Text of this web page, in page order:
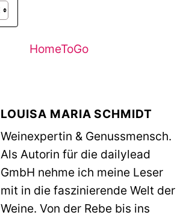
LOUISA MARIA SCHMIDT
Weinexpertin & Genussmensch.
Als Autorin für die dailylead
GmbH nehme ich meine Leser
mit in die faszinierende Welt der
Weine. Von der Rebe bis ins